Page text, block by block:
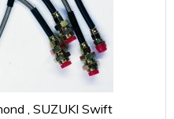
, SUZUKI Swift